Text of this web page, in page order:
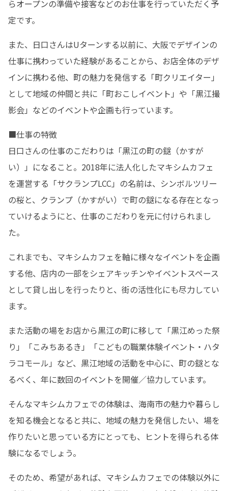
らオープンの準備や接客などのお仕事を行っていただく予
定です。
また、日口さんはUターンする以前に、大阪でデザインの
仕事に携わっていた経験があることから、お店全体のデザ
インに携わる他、町の魅力を発信する「町クリエイター」
として地域の仲間と共に「町おこしイベント」や「黒江撮
影会」などのイベントや企画も行っています。
■仕事の特徴
日口さんの仕事のこだわりは「黒江の町の鎹（かすが
い）」になること。2018年に法人化したマキシムカフェ
を運営する「サクランプLCC」の名前は、シンボルツリー
の桜と、クランプ（かすがい）で町の鎹になる存在となっ
ていけるようにと、仕事のこだわりを元に付けられまし
た。
これまでも、マキシムカフェを軸に様々なイベントを企画
する他、店内の一部をシェアキッチンやイベントスペース
として貸し出しを行ったりと、街の活性化にも尽力してい
ます。
また活動の場をお店から黒江の町に移して「黒江めった祭
り」「こみちあるき」「こどもの職業体験イベント・ハタ
ラコモール」など、黒江地域の活動を中心に、町の鎹とな
るべく、年に数回のイベントを開催／協力しています。
そんなマキシムカフェでの体験は、海南市の魅力や暮らし
を知る機会となると共に、地域の魅力を発信したい、場を
作りたいと思っている方にとっても、ヒントを得られる体
験になるでしょう。
そのため、希望があれば、マキシムカフェでの体験以外に